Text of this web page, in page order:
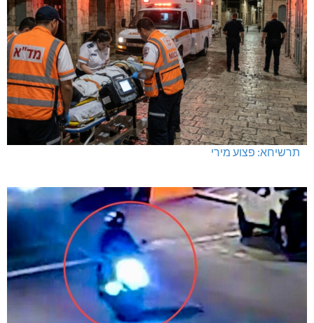
תרשיחא: פצוע מירי